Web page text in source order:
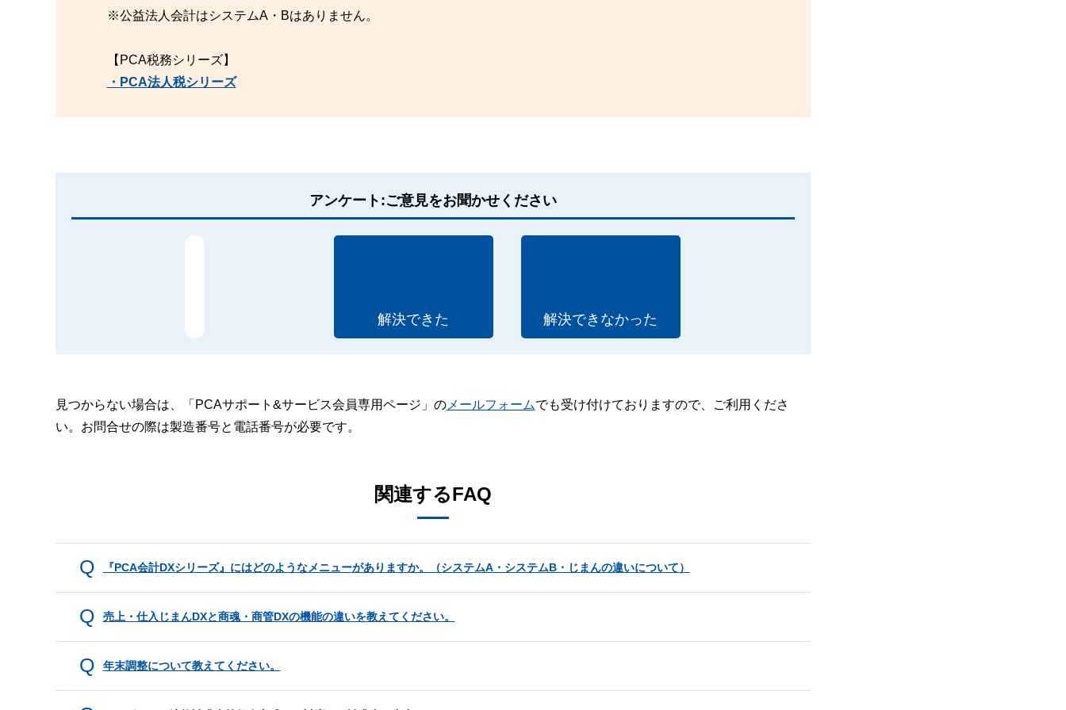
※公益法人会計はシステムA・Bはありません。
【PCA税務シリーズ】
・PCA法人税シリーズ
アンケート:ご意見をお聞かせください
解決できた 解決できなかった
見つからない場合は、「PCAサポート&サービス会員専用ページ」のメールフォームでも受け付けておりますので、ご利用くださ
い。お問合せの際は製造番号と電話番号が必要です。
関連するFAQ
『PCA会計DXシリーズ』にはどのようなメニューがありますか。（システムA・システムB・じまんの違いについて）
売上・仕入じまんDXと商魂・商管DXの機能の違いを教えてください。
年末調整について教えてください。